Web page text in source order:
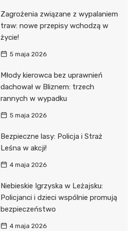
Zagrożenia związane z wypalaniem
traw: nowe przepisy wchodzą w
życie!
5 maja 2026
Młody kierowca bez uprawnień
dachował w Bliznem: trzech
rannych w wypadku
5 maja 2026
Bezpieczne lasy: Policja i Straż
Leśna w akcji!
4 maja 2026
Niebieskie Igrzyska w Leżajsku:
Policjanci i dzieci wspólnie promują
bezpieczeństwo
4 maja 2026